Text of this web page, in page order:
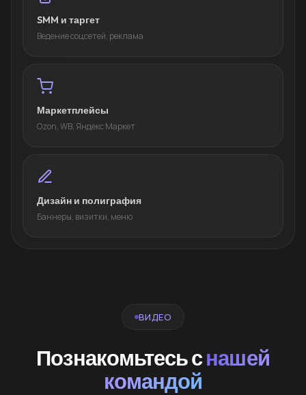
SMM и таргет
Ведение соцсетей, реклама
Маркетплейсы
Ozon, WB, Яндекс Маркет
Дизайн и полиграфия
Баннеры, визитки, меню
ВИДЕО
Познакомьтесь снашей
командой